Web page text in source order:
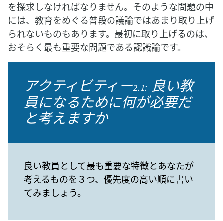
を探求しなければなりません。そのような問題の中
には、教育をめぐる普段の議論ではあまり取り上げ
られないものもあります。最初に取り上げるのは、
おそらく最も重要な問題である認識論です。
アクティビティー2.1: 良い教
員になるために何が必要だ
と考えますか
良い教員として最も重要な特徴とあなたが
考えるものを３つ、優先度の高い順に書い
てみましょう。